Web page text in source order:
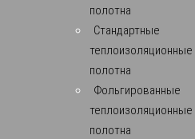
полотна
Стандартные
теплоизоляционные
полотна
Фольгированные
теплоизоляционные
полотна